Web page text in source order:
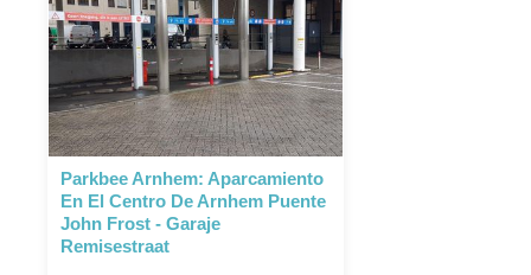
Parkbee Arnhem: Aparcamiento
En El Centro De Arnhem Puente
John Frost - Garaje
Remisestraat